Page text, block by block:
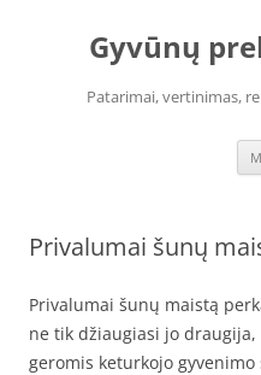
Gyvūnų
Patarimai, vertinimas,
Privalumai šunų
Privalumai šunų maistą
ne tik džiaugiasi jo
geromis keturkojo